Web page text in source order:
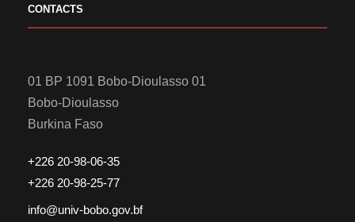
CONTACTS
01 BP 1091 Bobo-Dioulasso 01
Bobo-Dioulasso
Burkina Faso
+226 20-98-06-35
+226 20-98-25-77
info@univ-bobo.gov.bf